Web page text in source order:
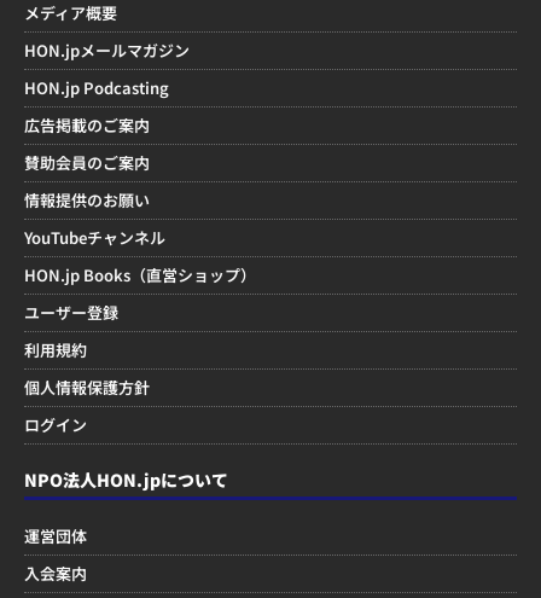
メディア概要
HON.jpメールマガジン
HON.jp Podcasting
広告掲載のご案内
賛助会員のご案内
情報提供のお願い
YouTubeチャンネル
HON.jp Books（直営ショップ）
ユーザー登録
利用規約
個人情報保護方針
ログイン
NPO法人HON.jpについて
運営団体
入会案内